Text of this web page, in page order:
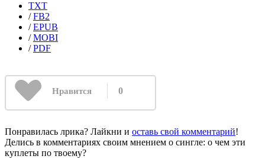
TXT
/FB2
/EPUB
/MOBI
/PDF
Нравится 0
Понравилась лрика? Лайкни и оставь свой комментарий!
Делись в комментариях своим мнением о сингле: о чем эти
куплеты по твоему?